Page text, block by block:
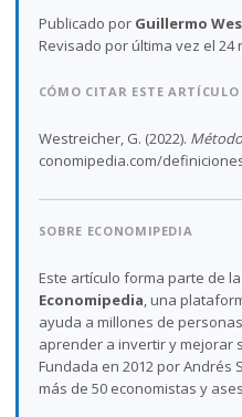
Publicado por Guillermo
Revisado por última vez el 24
CÓMO CITAR ESTE ARTÍCULO
Westreicher, G. (2022).
conomipedia.com/
SOBRE ECONOMIPEDIA
Este artículo forma parte de
Economipedia, una
ayuda a millones de
aprender a invertir y mejorar
Fundada en 2012 por Andrés
más de 50 economistas y